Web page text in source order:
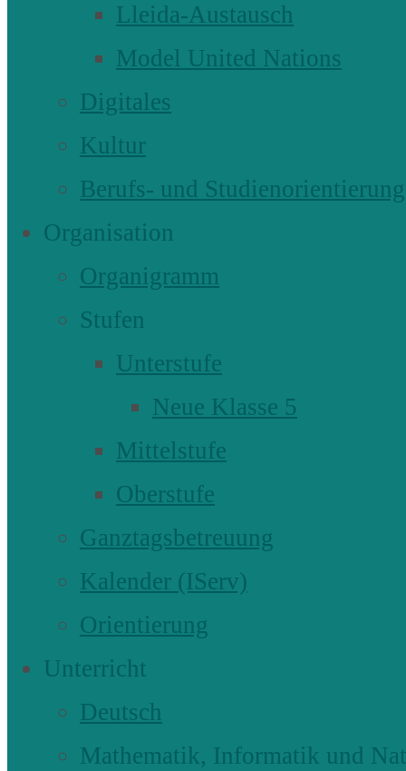
Lleida-Austausch
Model United Nations
Digitales
Kultur
Berufs- und Studienorientierung
Organisation
Organigramm
Stufen
Unterstufe
Neue Klasse 5
Mittelstufe
Oberstufe
Ganztagsbetreuung
Kalender (IServ)
Orientierung
Unterricht
Deutsch
Mathematik, Informatik und